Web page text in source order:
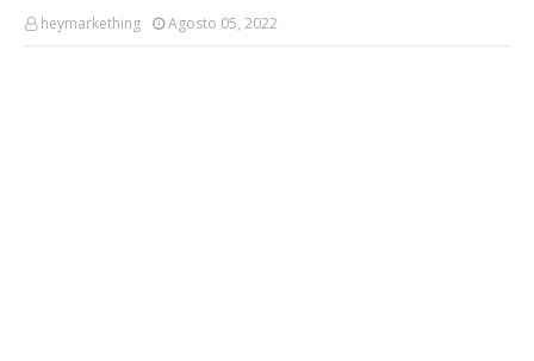
heymarkething Agosto 05, 2022